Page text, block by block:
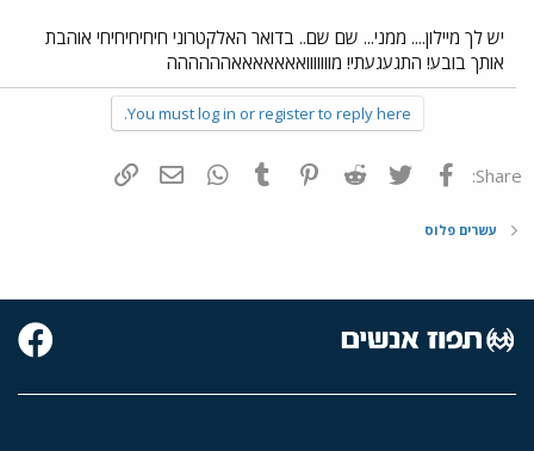
יש לך מיילון.... ממני... שם שם.. בדואר האלקטרוני חיחיחיחיחי אוהבת
אותך בובע! התגעגעתי! מווווווואאאאאאאהההההה
You must log in or register to reply here.
Share: פייסבוק Twitter
Reddit
Pinterest
Tumblr
WhatsAppדואר אלקטרוני
עשרים פלוס